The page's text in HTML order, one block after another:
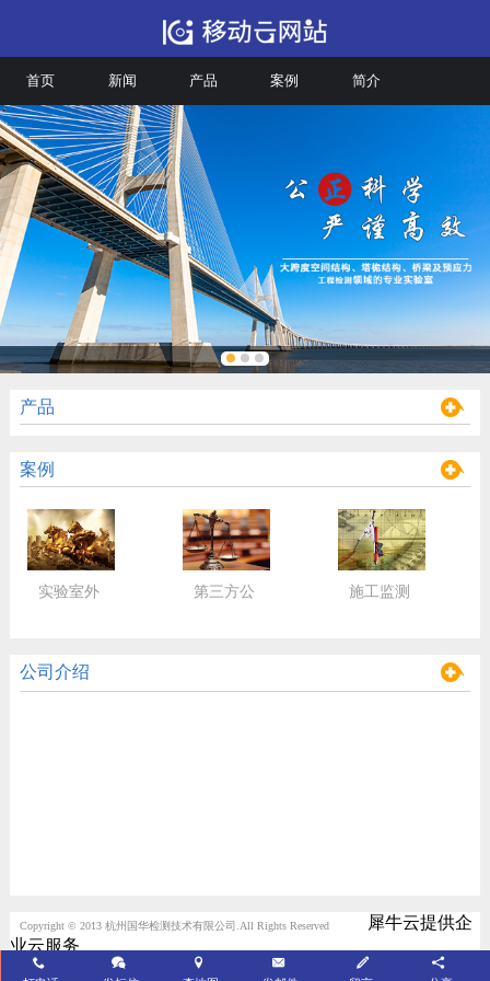
首页 新闻 产品 案例 简介
产品
案例
实验室外
第三方公
施工监测
公司介绍
Copyright © 2013 杭州国华检测技术有限公司.All Rights Reserved
犀牛云提供企
业云服务